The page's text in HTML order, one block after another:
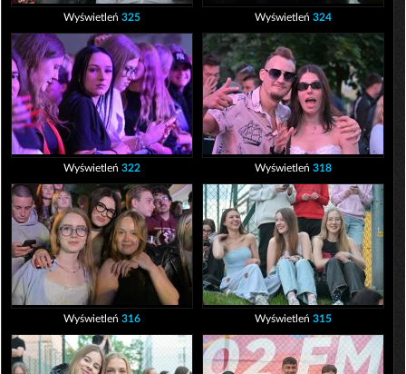
Wyświetleń 325 Wyświetleń 324
Wyświetleń 322 Wyświetleń 318
Wyświetleń 316 Wyświetleń 315